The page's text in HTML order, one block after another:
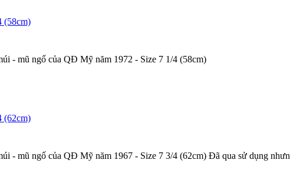
(58cm)
- mũ ngố của QĐ Mỹ năm 1972 - Size 7 1/4 (58cm)
(62cm)
- mũ ngố của QĐ Mỹ năm 1967 - Size 7 3/4 (62cm) Đã qua sử dụng